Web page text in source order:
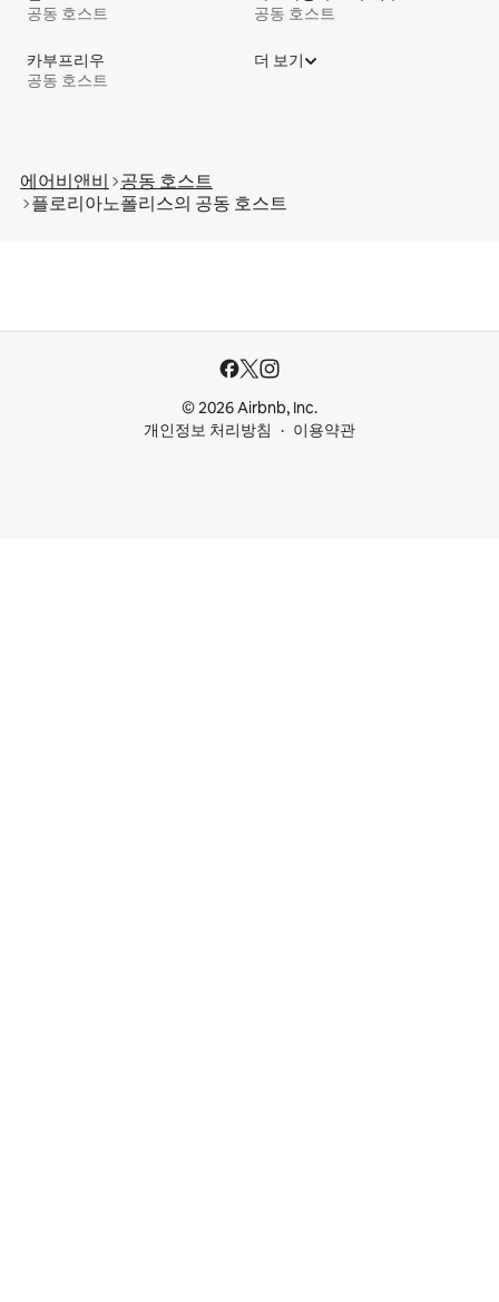
공동 호스트
공동 호스트
카부프리우
공동 호스트
더 보기
에어비앤비
공동 호스트
플로리아노폴리스의 공⁠동 호⁠스⁠트
© 2026 Airbnb, Inc.
개인정보 처리방침
이용약관